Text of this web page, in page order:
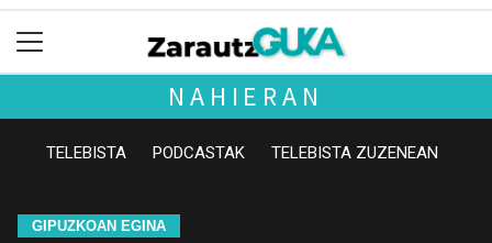
NAHIERAN
TELEBISTA PODCASTAK TELEBISTA ZUZENEAN
GIPUZKOAN EGINA